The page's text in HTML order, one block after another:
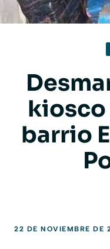
kiosco
barrio
22 DE NOVIEMBRE DE